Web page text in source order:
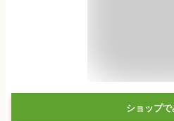
ショップで